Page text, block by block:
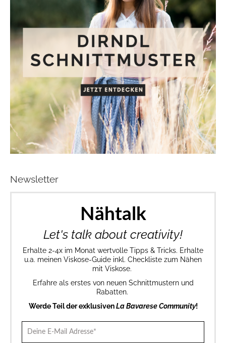
Newsletter
Nähtalk
Let's talk about creativity!
Erhalte 2-4x im Monat wertvolle Tipps & Tricks. Erhalte
u.a. meinen Viskose-Guide inkl. Checkliste zum Nähen
mit Viskose.
Erfahre als erstes von neuen Schnittmustern und
Rabatten.
Werde Teil der exklusivenLa Bavarese Community!